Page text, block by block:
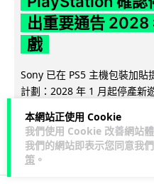
本網站正使用 Cookie
我們使用 Cookie 改善網站
我們的網站即表示您同意我
策 。
出重要通告 2028
戲
Sony 已在 PS5 主機包裝加
計劃：2028 年 1 月起停產新
169 76 ↗ 分享